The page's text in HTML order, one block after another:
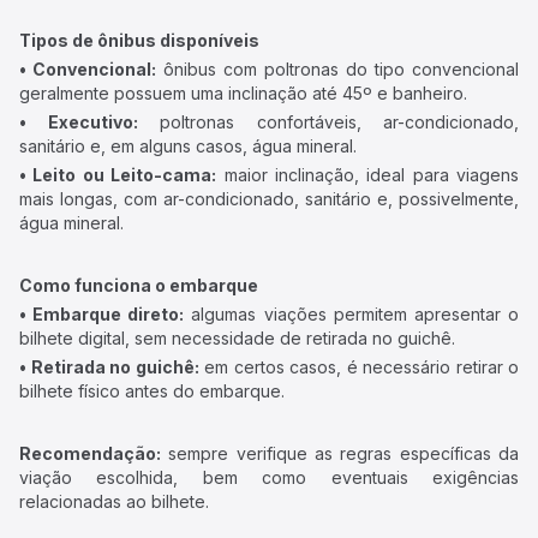
Tipos de ônibus disponíveis
• Convencional: ônibus com poltronas do tipo convencional
geralmente possuem uma inclinação até 45º e banheiro.
• Executivo: poltronas confortáveis, ar-condicionado,
sanitário e, em alguns casos, água mineral.
• Leito ou Leito-cama: maior inclinação, ideal para viagens
mais longas, com ar-condicionado, sanitário e, possivelmente,
água mineral.
Como funciona o embarque
• Embarque direto: algumas viações permitem apresentar o
bilhete digital, sem necessidade de retirada no guichê.
• Retirada no guichê: em certos casos, é necessário retirar o
bilhete físico antes do embarque.
Recomendação: sempre verifique as regras específicas da
viação escolhida, bem como eventuais exigências
relacionadas ao bilhete.